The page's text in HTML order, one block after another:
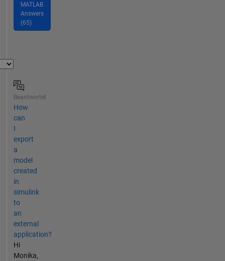
MATLAB
Answers
(65)
Beantwortet
How
can
I
export
a
model
created
in
simulink
to
an
external
application?
Hi
Monika,